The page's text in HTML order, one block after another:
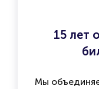
15 лет
Мы